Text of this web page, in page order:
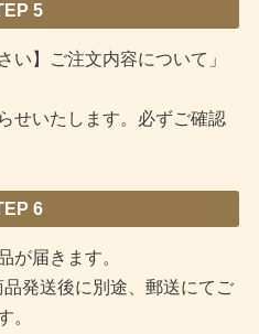
5
い】ご注文内容について」
せいたします。必ずご確認
6
が届きます。
発送後に別途、郵送にてご
。